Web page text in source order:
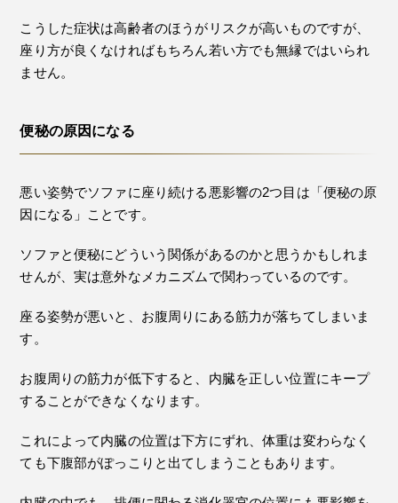
こうした症状は高齢者のほうがリスクが高いものですが、
座り方が良くなければもちろん若い方でも無縁ではいられ
ません。
便秘の原因になる
悪い姿勢でソファに座り続ける悪影響の2つ目は「便秘の原
因になる」ことです。
ソファと便秘にどういう関係があるのかと思うかもしれま
せんが、実は意外なメカニズムで関わっているのです。
座る姿勢が悪いと、お腹周りにある筋力が落ちてしまいま
す。
お腹周りの筋力が低下すると、内臓を正しい位置にキープ
することができなくなります。
これによって内臓の位置は下方にずれ、体重は変わらなく
ても下腹部がぽっこりと出てしまうこともあります。